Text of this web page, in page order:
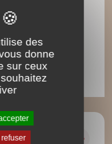
Guide de
Éditions
des
donne
sur ceux